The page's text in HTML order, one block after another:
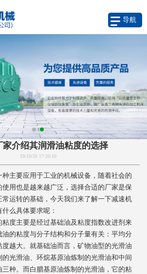
导航
家介绍其润滑油粘度的选择
19/10/26 17:20:10
要应用于工业的机械设备，随着社会的
用也是越来越广泛，选择合适的厂家是保
运转的基础，今天我们来了解一下减速机
么具体要求呢：
主要是经过基础油及粘度指数改进剂来
油的粘度与分子结构和分子量有关：平均分
越大。就基础油而言，矿物油型的光滑油
光滑油、环烷基原油炼制的光滑油和中间
种。而白腊基原油炼制的光滑油，它的粘